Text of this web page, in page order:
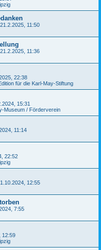
21.2.2025, 11:50
21.2.2025, 11:36
22:38
für die Karl-May-Stiftung
15:31
Museum / Förderverein
11:14
22:52
1.10.2024, 12:55
7:55
12:59